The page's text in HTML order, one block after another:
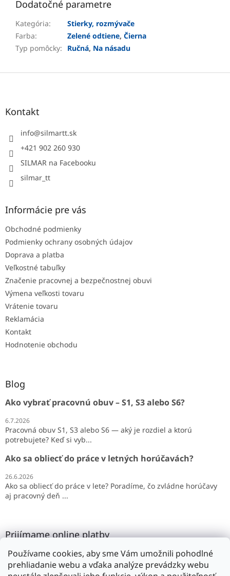
Používame cookies, aby sme Vám umožnili pohodlné
prehliadanie webu a vďaka analýze prevádzky webu
Dodatočné parametre
Kategória:
Stierky, rozmývače
Farba: Zelené odtiene, Čierna
Typ pomôcky: Ručná, Na násadu
Z
Kontakt
info@silmartt.sk
+421 902 260 930
SILMAR na Facebooku
silmar_tt
Informácie pre vás
Obchodné podmienky
Podmienky ochrany osobných údajov
Doprava a platba
Veľkostné tabuľky
Značenie pracovnej a bezpečnostnej obuvi
Výmena veľkosti tovaru
Vrátenie tovaru
Reklamácia
Kontakt
Hodnotenie obchodu
Blog
Ako vybrať pracovnú obuv – S1, S3 alebo S6?
6.7.2026
Pracovná obuv S1, S3 alebo S6 — aký je rozdiel a ktorú
potrebujete? Keď si vyb...
Ako sa obliecť do práce v letných horúčavách?
26.6.2026
Ako sa obliecť do práce v lete? Poradíme, čo zvládne horúčavy
aj pracovný deň ...
Prijímame online platby